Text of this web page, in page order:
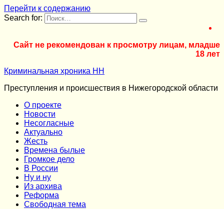
Перейти к содержанию
Search for:
Сайт не рекомендован к просмотру лицам, младше
18 лет
Криминальная хроника НН
Преступления и происшествия в Нижегородской области
О проекте
Новости
Несогласные
Актуально
Жесть
Времена былые
Громкое дело
В России
Ну и ну
Из архива
Реформа
Cвободная тема